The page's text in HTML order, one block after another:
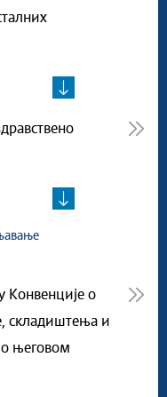
Конвенције о
складиштења и
о његовом